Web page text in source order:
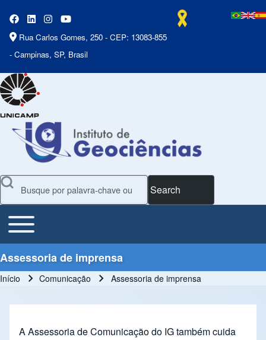
Rua Carlos Gomes, 250 - CEP: 13083-855
- Campinas, SP, Brasil
Search
Main Menu
Toggle main menu
Assessoria de imprensa
Início Comunicação Assessoria de imprensa
A Assessoria de Comunicação do IG também cuida